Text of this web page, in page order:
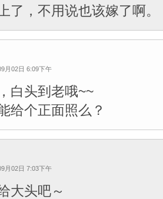
了，不用说也该嫁了啊。
月02日 6:09下午
白头到老哦~~
给个正面照么？
月02日 7:03下午
大头吧～